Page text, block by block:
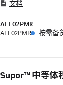
(B.diminuta) as per
文档
AEF02PMR
AEF02PMR
按需备
Supor™ 中等体